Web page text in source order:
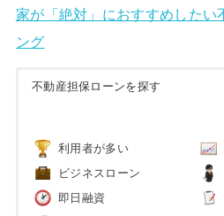
家が「絶対」におすすめしたい
ング
不動産担保ローンを探す
利用者が多い
ビジネスローン
即日融資